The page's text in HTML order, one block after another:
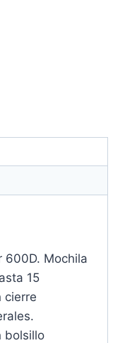
600D. Mochila
15
cierre
bolsillo